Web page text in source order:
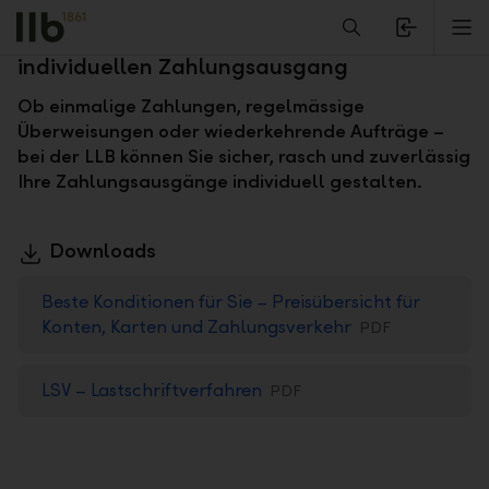
Alerts.Headline
Diverse Möglichkeiten für Ihren
individuellen Zahlungsausgang
Ob einmalige Zahlungen, regelmässige
Überweisungen oder wiederkehrende Aufträge –
bei der LLB können Sie sicher, rasch und zuverlässig
Ihre Zahlungsausgänge individuell gestalten.
Downloads
Beste Konditionen für Sie – Preisübersicht für
Konten, Karten und Zahlungsverkehr PDF
LSV – Lastschriftverfahren PDF